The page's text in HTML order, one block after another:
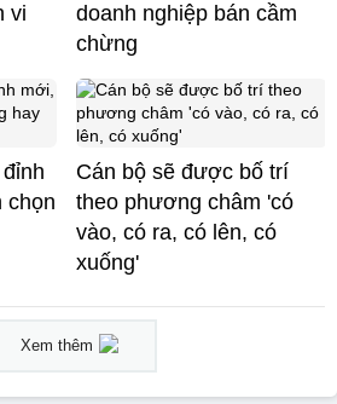
vi
doanh nghiệp bán cầm
chừng
chọn
Cán bộ sẽ được bố trí
theo phương châm 'có
vào, có ra, có lên, có
xuống'
Xem thêm